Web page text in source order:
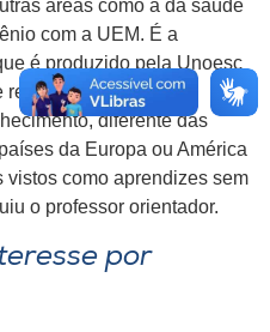
áreas como a da saúde
com a UEM. É a
é produzido pela Unoesc
intercâmbio (dar e
diferente das
da Europa ou América
vistos como aprendizes sem
o professor orientador.
por